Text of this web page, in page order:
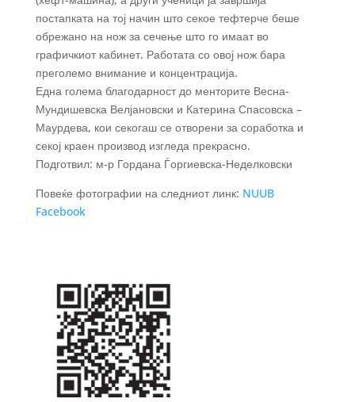
постапката на тој начин што секое тефтерче беше
обрежано на нож за сечење што го имаат во
графичкиот кабинет. Работата со овој нож бара
преголемо внимание и концентрација.
Една голема благодарност до менторите Весна-
Мундишевска Велјановски и Катерина Спасовска –
Маурдева, кои секогаш се отворени за соработка и
секој краен производ изгледа прекрасно.
Подготвил: м-р Гордана Ѓоргиевска-Неделковски
Повеќе фотографии на следниот линк: NUUB
Facebook